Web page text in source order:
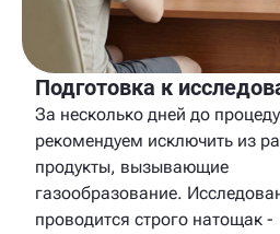
Подготовка к
За несколько дней до
рекомендуем исключить из
продукты, вызывающие
газообразование.
проводится строго натощак -